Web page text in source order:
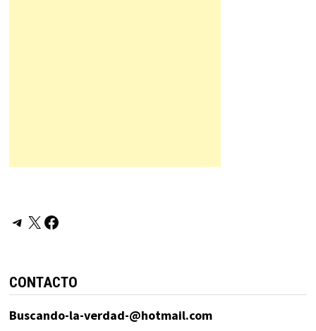
Telegram
X Facebook
CONTACTO
Buscando-la-verdad-@hotmail.com